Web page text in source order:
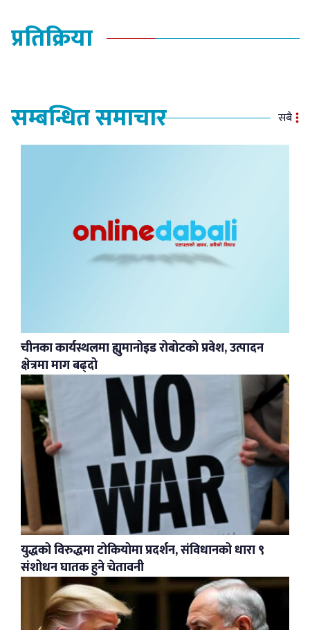
प्रतिक्रिया
सम्बन्धित समाचार सबै
चीनका कार्यस्थलमा ह्युमानोइड रोबोटको प्रवेश, उत्पादन
क्षेत्रमा माग बढ्दो
युद्धको विरुद्धमा टोकियोमा प्रदर्शन, संविधानको धारा ९
संशोधन घातक हुने चेतावनी